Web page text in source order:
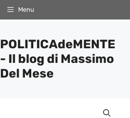
Menu
POLITICAdeMENTE
- Il blog di Massimo
Del Mese